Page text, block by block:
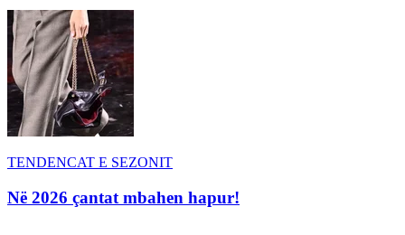
TENDENCAT E SEZONIT
Në 2026 çantat mbahen hapur!